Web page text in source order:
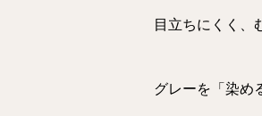
目立ちにくく
グレーを「染め